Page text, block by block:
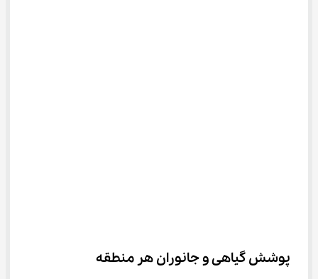
پوشش گیاهی و جانوران هر منطقه